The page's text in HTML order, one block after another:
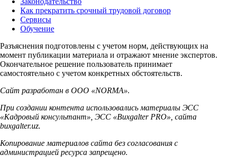
Как прекратить срочный трудовой договор
Сервисы
Обучение
Разъяснения подготовлены с учетом норм, действующих на
момент публикации материала и отражают мнение экспертов.
Окончательное решение пользователь принимает
самостоятельно с учетом конкретных обстоятельств.
Сайт разработан в ООО «NORMA».
При создании контента использовались материалы ЭСС
«Кадровый консультант», ЭСС «Buxgalter PRO», сайта
buxgalter.uz.
Копирование материалов сайта без согласования с
администрацией ресурса запрещено.